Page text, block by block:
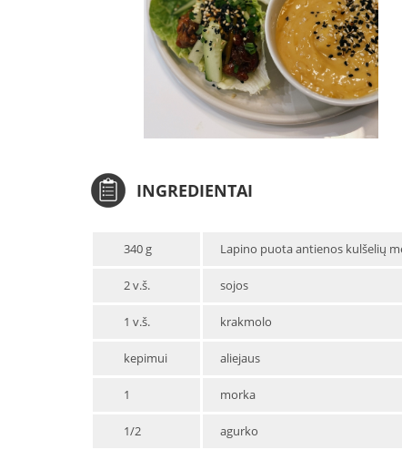
INGREDIENTAI
340 g Lapino puota antienos kulšelių
2 v.š. sojos
1 v.š. krakmolo
kepimui aliejaus
1 morka
1/2 agurko